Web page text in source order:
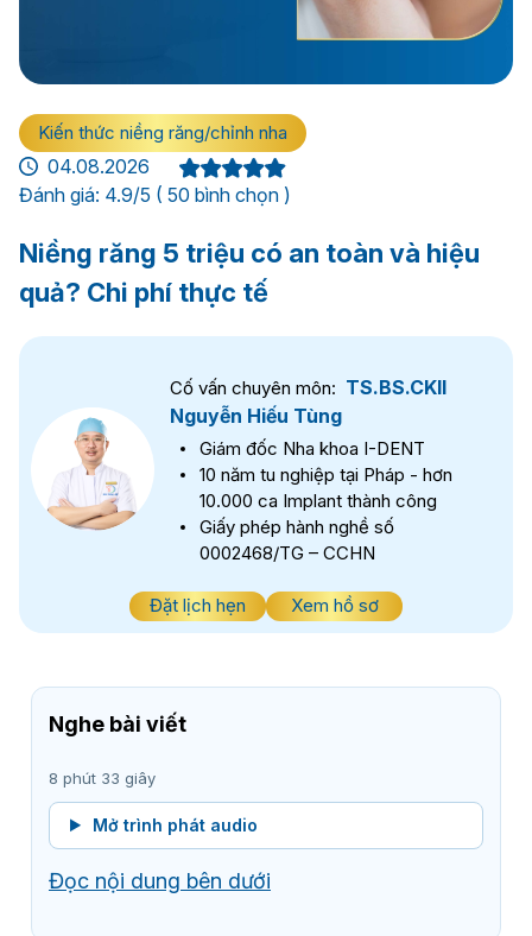
Kiến thức niềng răng/chỉnh nha
04.08.2026
Đánh giá: 4.9/5 ( 50 bình chọn )
Niềng răng 5 triệu có an toàn và hiệu
quả? Chi phí thực tế
Cố vấn chuyên môn: TS.BS.CKII
Nguyễn Hiếu Tùng
Giám đốc Nha khoa I-DENT
10 năm tu nghiệp tại Pháp - hơn
10.000 ca Implant thành công
Giấy phép hành nghề số
0002468/TG – CCHN
Đặt lịch hẹn Xem hồ sơ
Nghe bài viết
8 phút 33 giây
Mở trình phát audio
Đọc nội dung bên dưới